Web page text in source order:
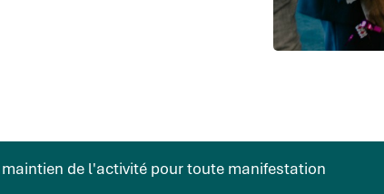
de l'activité pour toute manifestation